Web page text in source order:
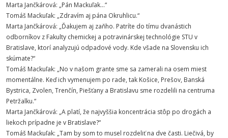
Marta Jančkárová: „Pán Mackuľak...“
Tomáš Mackuľak: „Zdravím aj pána Okruhlicu.“
Marta Jančkárová: „Ďakujem aj zaňho. Patríte do tímu dvanástich
odborníkov z Fakulty chemickej a potravinárskej technológie STU v
Bratislave, ktorí analyzujú odpadové vody. Kde všade na Slovensku ich
skúmate?“
Tomáš Mackuľak: „No v našom grante sme sa zamerali na osem miest
momentálne. Keď ich vymenujem po rade, tak Košice, Prešov, Banská
Bystrica, Zvolen, Trenčín, Piešťany a Bratislavu sme rozdelili na centruma
Petržalku.“
Marta Jančkárová: „A platí, že najvyššia koncentrácia stôp po drogách a
liekoch prípadne je v Bratislave?“
Tomáš Mackuľak: „Tam by som to musel rozdeliť na dve časti. Liečivá, by